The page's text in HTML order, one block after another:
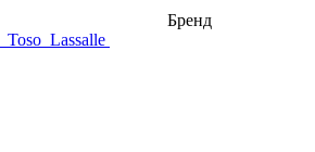
Бренд
Toso Lassalle